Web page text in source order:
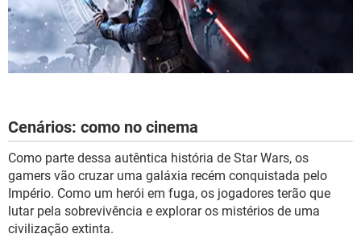
Cenários: como no cinema
Como parte dessa autêntica história de Star Wars, os
gamers vão cruzar uma galáxia recém conquistada pelo
Império. Como um herói em fuga, os jogadores terão que
lutar pela sobrevivência e explorar os mistérios de uma
civilização extinta.